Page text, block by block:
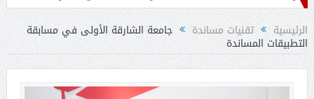
الرئيسية تقنيات مساندة جامعة الشارقة الأولى في مسابقة
التطبيقات المساندة